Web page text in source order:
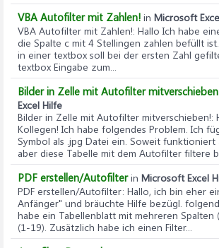
VBA Autofilter mit Zahlen! in Microsoft
VBA Autofilter mit Zahlen!: Hallo Ich habe
die Spalte c mit 4 Stellingen zahlen befüllt
in einer textbox soll bei der ersten Zahl
textbox Eingabe zum...
Bilder in Zelle mit Autofilter
Excel Hilfe
Bilder in Zelle mit Autofilter mitverschieben!:
Kollegen! Ich habe folgendes Problem. Ich
Symbol als .jpg Datei ein. Soweit funktioniert
aber diese Tabelle mit dem Autofilter filtere
PDF erstellen/Autofilterin Microsoft Excel
PDF erstellen/Autofilter: Hallo, ich bin eher
Anfänger" und bräuchte Hilfe bezügl.
habe ein Tabellenblatt mit mehreren Spalten
(1-19). Zusätzlich habe ich einen Filter...